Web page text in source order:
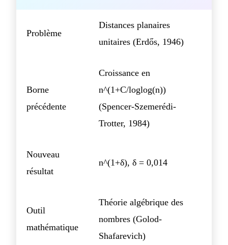
Problème
Distances planaires
unitaires (Erdős, 1946)
Borne
précédente
Croissance en
n^(1+C/loglog(n))
(Spencer-Szemerédi-
Trotter, 1984)
Nouveau
résultat
n^(1+δ), δ = 0,014
Outil
mathématique
Théorie algébrique des
nombres (Golod-
Shafarevich)